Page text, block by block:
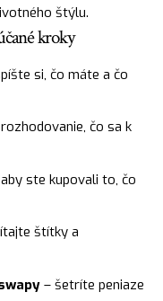
štýlu.
kroky
si, čo máte a čo
čo sa k
ste kupovali to, čo
štítky a
– šetríte peniaze